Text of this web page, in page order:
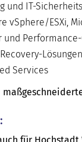
und IT-
vSphere/ESXi,
und
Lösungen
Services